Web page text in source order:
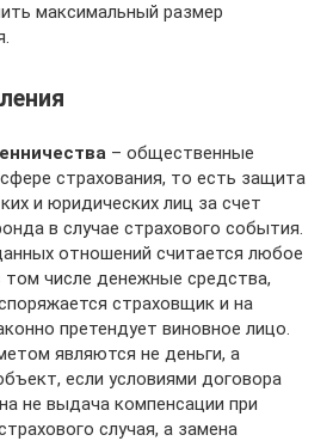
максимальный размер
– общественные
страхования, то есть защита
и юридических лиц за счет
в случае страхового события.
отношений считается любое
числе денежные средства,
страховщик и на
претендует виновное лицо.
являются не деньги, а
если условиями договора
не выдача компенсации при
случая, а замена